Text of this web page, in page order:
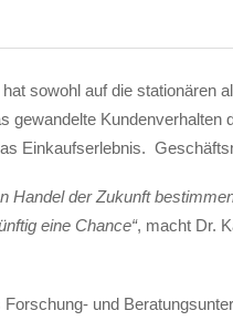
sowohl auf die stationären
gewandelte Kundenverhalten
Einkaufserlebnis.
Handel der Zukunft
eine Chance“, macht Dr.
und